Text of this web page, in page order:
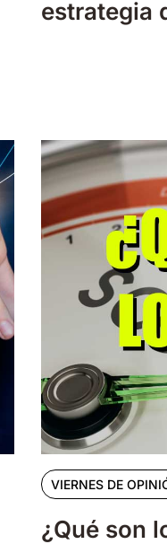
estrategia
VIERNES DE
¿Qué son